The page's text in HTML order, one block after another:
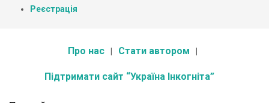
Реєстрація
Про нас Стати автором
Підтримати сайт “Україна Інкогніта”